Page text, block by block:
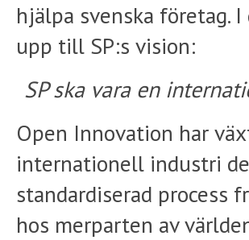
hjälpa svenska företag.
upp till SP:s vision:
SP ska vara en
Open Innovation har
internationell industri
standardiserad process
hos merparten av